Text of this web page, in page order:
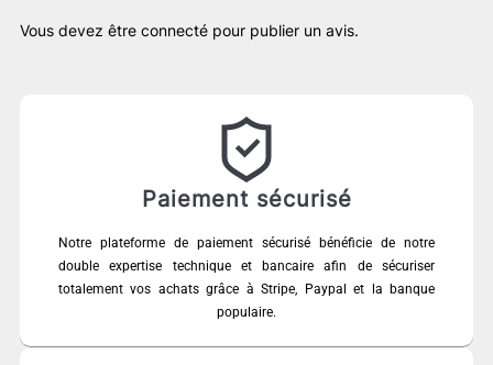
Vous devez être connecté pour publier un avis.
Paiement sécurisé
Notre plateforme de paiement sécurisé bénéficie de notre
double expertise technique et bancaire afin de sécuriser
totalement vos achats grâce à Stripe, Paypal et la banque
populaire.